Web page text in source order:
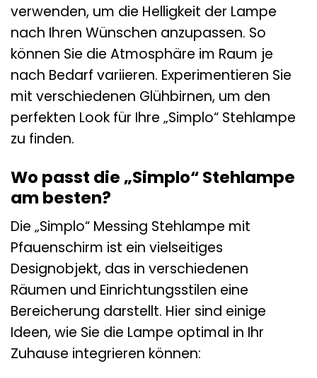
verwenden, um die Helligkeit der Lampe
nach Ihren Wünschen anzupassen. So
können Sie die Atmosphäre im Raum je
nach Bedarf variieren. Experimentieren Sie
mit verschiedenen Glühbirnen, um den
perfekten Look für Ihre „Simplo“ Stehlampe
zu finden.
Wo passt die „Simplo“ Stehlampe
am besten?
Die „Simplo“ Messing Stehlampe mit
Pfauenschirm ist ein vielseitiges
Designobjekt, das in verschiedenen
Räumen und Einrichtungsstilen eine
Bereicherung darstellt. Hier sind einige
Ideen, wie Sie die Lampe optimal in Ihr
Zuhause integrieren können: